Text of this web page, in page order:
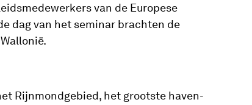
van de Europese
dag van het seminar brachten de
Rijnmondgebied, het grootste haven-